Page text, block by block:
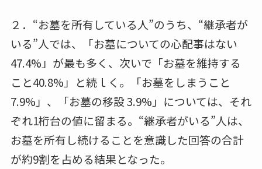
２．“お墓を所有している人”のうち、“継承者が
いる”人では、「お墓についての心配事はない
47.4%」が最も多く、次いで「お墓を維持する
こと40.8%」と続ｌく。「お墓をしまうこと
7.9%」、「お墓の移設 3.9%」については、それ
ぞれ1桁台の値に留まる。“継承者がいる”人は、
お墓を所有し続けることを意識した回答の合計
が約9割を占める結果となった。